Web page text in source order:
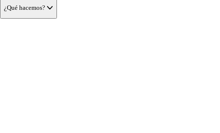
¿Qué hacemos?